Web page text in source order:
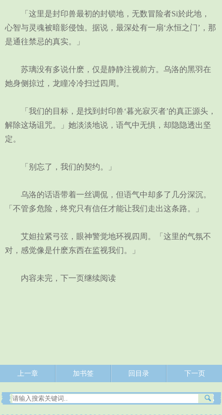
「这里是封印兽最初的封锁地，无数冒险者Si於此地，
心智与灵魂被暗影侵蚀。据说，最深处有一扇‘永恒之门’，那
是通往禁忌的真实。」
苏璃没有多说什麽，仅是静静注视前方。乌洛的黑羽在
她身侧掠过，龙瞳冷冷扫过四周。
「我们的目标，是找到封印兽‘暮光寂灭者’的真正源头，
解除这场诅咒。」她淡淡地说，语气中无惧，却隐隐透出坚
定。
「别忘了，我们的契约。」
乌洛的话语带着一丝调侃，但语气中却多了几分深沉。
「不管多危险，终究只有信任才能让我们走出这条路。」
艾妲拉紧弓弦，眼神警觉地环视四周。「这里的气氛不
对，感觉像是什麽东西在监视我们。」
内容未完，下一页继续阅读
上一章 加书签 回目录 下一页